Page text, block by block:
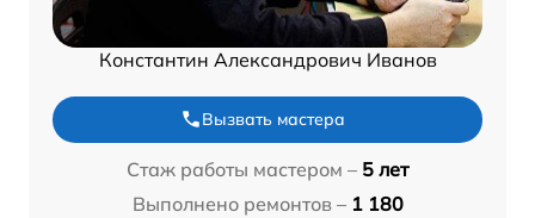
Константин Александрович Иванов
Вызвать мастера
Стаж работы мастером – 5 лет
Выполнено ремонтов – 1 180